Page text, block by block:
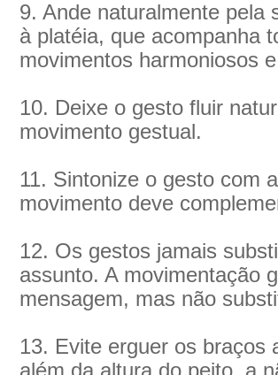
9. Ande naturalmente pela
à platéia, que acompanha
movimentos harmoniosos
10. Deixe o gesto fluir
movimento gestual.
11. Sintonize o gesto com
movimento deve
12. Os gestos jamais
assunto. A movimentação
mensagem, mas não
13. Evite erguer os braços